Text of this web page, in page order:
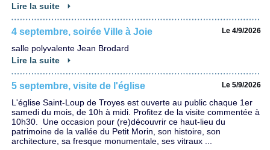
Lire la suite
Le 4/9/2026
4 septembre, soirée Ville à Joie
salle polyvalente Jean Brodard
Lire la suite
Le 5/9/2026
5 septembre, visite de l'église
L'église Saint-Loup de Troyes est ouverte au public chaque 1er
samedi du mois, de 10h à midi. Profitez de la visite commentée à
10h30. Une occasion pour (re)découvrir ce haut-lieu du
patrimoine de la vallée du Petit Morin, son histoire, son
architecture, sa fresque monumentale, ses vitraux ...